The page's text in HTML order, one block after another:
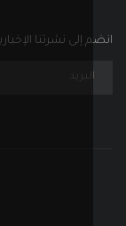
إلى نشرتنا الإخبارية